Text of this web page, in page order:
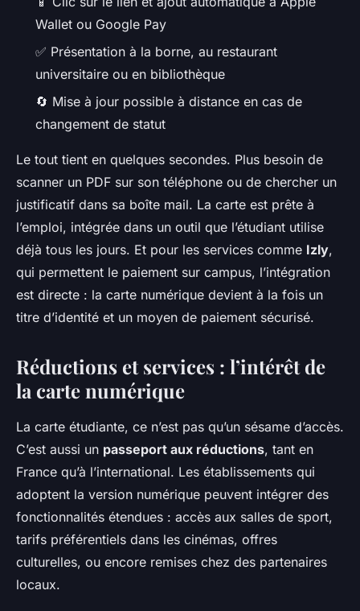
Wallet ou Google Pay
✅ Présentation à la borne, au restaurant
universitaire ou en bibliothèque
🔄 Mise à jour possible à distance en cas de
changement de statut
Le tout tient en quelques secondes. Plus besoin de
scanner un PDF sur son téléphone ou de chercher un
justificatif dans sa boîte mail. La carte est prête à
l’emploi, intégrée dans un outil que l’étudiant utilise
déjà tous les jours. Et pour les services comme Izly,
qui permettent le paiement sur campus, l’intégration
est directe : la carte numérique devient à la fois un
titre d’identité et un moyen de paiement sécurisé.
Réductions et services : l’intérêt de
la carte numérique
La carte étudiante, ce n’est pas qu’un sésame d’accès.
C’est aussi un passeport aux réductions, tant en
France qu’à l’international. Les établissements qui
adoptent la version numérique peuvent intégrer des
fonctionnalités étendues : accès aux salles de sport,
tarifs préférentiels dans les cinémas, offres
culturelles, ou encore remises chez des partenaires
locaux.